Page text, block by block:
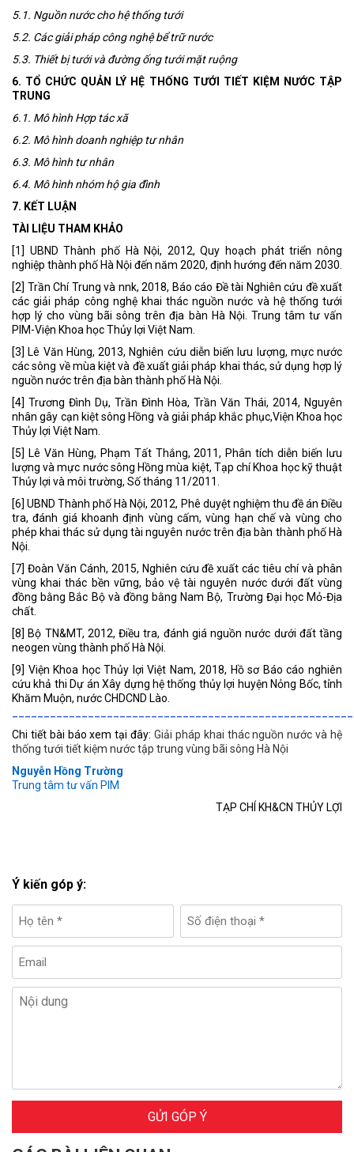
5.1. Nguồn nước cho hệ thống tưới
5.2. Các giải pháp công nghệ bể trữ nước
5.3. Thiết bị tưới và đường ống tưới mặt ruộng
6. TỔ CHỨC QUẢN LÝ HỆ THỐNG TƯỚI TIẾT KIỆM NƯỚC TẬP
TRUNG
6.1. Mô hình Hợp tác xã
6.2. Mô hình doanh nghiệp tư nhân
6.3. Mô hình tư nhân
6.4. Mô hình nhóm hộ gia đình
7. KẾT LUẬN
TÀI LIỆU THAM KHẢO
[1] UBND Thành phố Hà Nội, 2012, Quy hoạch phát triển nông
nghiệp thành phố Hà Nội đến năm 2020, định hướng đến năm 2030.
[2] Trần Chí Trung và nnk, 2018, Báo cáo Đề tài Nghiên cứu đề xuất
các giải pháp công nghệ khai thác nguồn nước và hệ thống tưới
hợp lý cho vùng bãi sông trên địa bàn Hà Nội. Trung tâm tư vấn
PIM-Viện Khoa học Thủy lợi Việt Nam.
[3] Lê Văn Hùng, 2013, Nghiên cứu diễn biến lưu lượng, mực nước
các sông về mùa kiệt và đề xuất giải pháp khai thác, sử dụng hợp lý
nguồn nước trên địa bàn thành phố Hà Nội.
[4] Trương Đình Dụ, Trần Đình Hòa, Trần Văn Thái, 2014, Nguyên
nhân gây cạn kiệt sông Hồng và giải pháp khắc phục,Viện Khoa học
Thủy lợi Việt Nam.
[5] Lê Văn Hùng, Phạm Tất Thắng, 2011, Phân tích diễn biến lưu
lượng và mực nước sông Hồng mùa kiệt, Tạp chí Khoa học kỹ thuật
Thủy lợi và môi trường, Số tháng 11/2011.
[6] UBND Thành phố Hà Nội, 2012, Phê duyệt nghiệm thu đề án Điều
tra, đánh giá khoanh định vùng cấm, vùng hạn chế và vùng cho
phép khai thác sử dụng tài nguyên nước trên địa bàn thành phố Hà
Nội.
[7] Đoàn Văn Cánh, 2015, Nghiên cứu đề xuất các tiêu chí và phân
vùng khai thác bền vững, bảo vệ tài nguyên nước dưới đất vùng
đồng bằng Bắc Bộ và đồng bằng Nam Bộ, Trường Đại học Mỏ-Địa
chất.
[8] Bộ TN&MT, 2012, Điều tra, đánh giá nguồn nước dưới đất tầng
neogen vùng thành phố Hà Nội.
[9] Viện Khoa học Thủy lợi Việt Nam, 2018, Hồ sơ Báo cáo nghiên
cứu khả thi Dự án Xây dựng hệ thống thủy lợi huyện Nỏng Bốc, tỉnh
Khăm Muộn, nước CHDCND Lào.
Chi tiết bài báo xem tại đây: Giải pháp khai thác nguồn nước và hệ
thống tưới tiết kiệm nước tập trung vùng bãi sông Hà Nội
Nguyễn Hồng Trường
Trung tâm tư vấn PIM
TẠP CHÍ KH&CN THỦY LỢI
Ý kiến góp ý:
GỬI GÓP Ý